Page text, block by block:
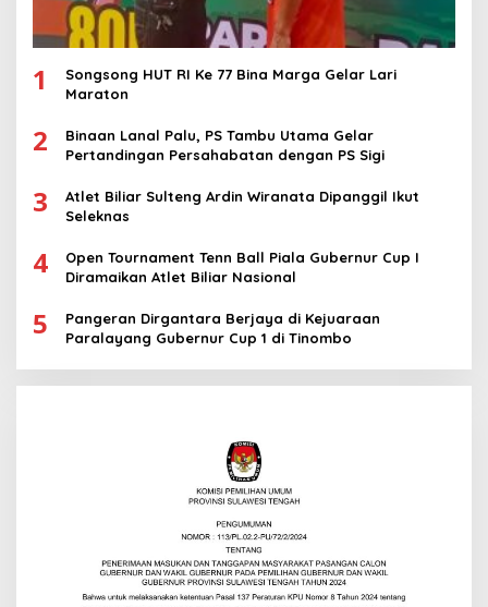
1
Songsong HUT RI Ke 77 Bina Marga Gelar Lari
Maraton
2
Binaan Lanal Palu, PS Tambu Utama Gelar
Pertandingan Persahabatan dengan PS Sigi
3
Atlet Biliar Sulteng Ardin Wiranata Dipanggil Ikut
Seleknas
4
Open Tournament Tenn Ball Piala Gubernur Cup I
Diramaikan Atlet Biliar Nasional
5
Pangeran Dirgantara Berjaya di Kejuaraan
Paralayang Gubernur Cup 1 di Tinombo